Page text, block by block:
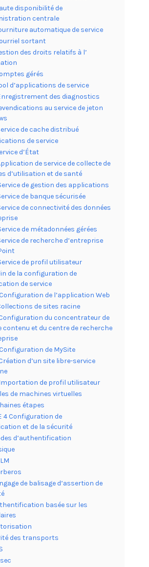
disponibilité de
centrale
automatique de service
sortant
des droits relatifs à l’
gérés
d’applications de service
des diagnostics
au service de jeton
de cache distribué
de service
d’État
de service de collecte de
d’utilisation et de santé
de gestion des applications
de banque sécurisée
de connectivité des données
de métadonnées gérées
de recherche d’entreprise
de profil utilisateur
de la configuration de
de service
Configuration de l’application Web
Collections de sites racine
Configuration du concentrateur de
contenu et du centre de recherche
Configuration de MySite
Création d’un site libre-service
Importation de profil utilisateur
de machines virtuelles
étapes
4 Configuration de
et de la sécurité
d’authentification
de balisage d’assertion de
basée sur les
des transports